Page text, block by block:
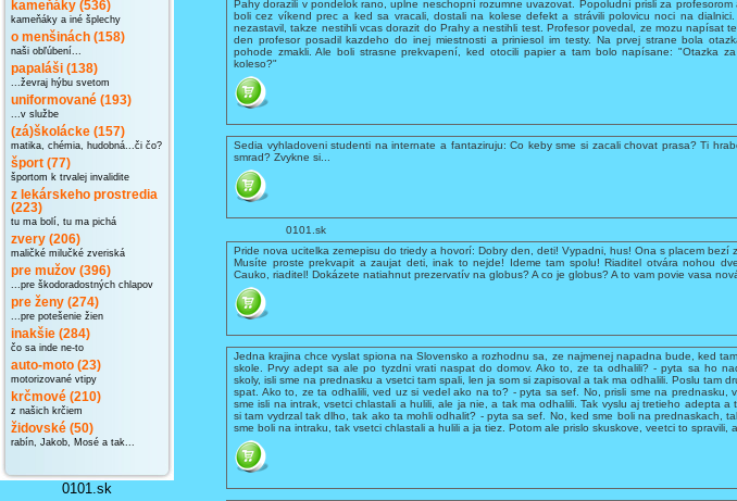
kameňáky (536)
kameňáky a iné šplechy
o menšinách (158)
naši obľúbení...
papaláši (138)
...ževraj hýbu svetom
uniformované (193)
...v službe
(zá)školácke (157)
matika, chémia, hudobná...či čo?
šport (77)
športom k trvalej invalidite
z lekárskeho prostredia
(223)
tu ma bolí, tu ma pichá
zvery (206)
maličké milučké zveriská
pre mužov (396)
...pre škodoradostných chlapov
pre ženy (274)
...pre potešenie žien
inakšie (284)
čo sa inde ne-to
auto-moto (23)
motorizované vtipy
krčmové (210)
z našich krčiem
židovské (50)
rabín, Jakob, Mosé a tak...
0101.sk
Pahy dorazili v pondelok rano, uplne neschopní rozumne uvazovat. Popoludní prisli za profesorom
boli cez víkend prec a ked sa vracali, dostali na kolese defekt a strávili polovicu noci na
nezastavil, takze nestihli vcas dorazit do Prahy a nestihli test. Profesor povedal, ze mozu napísat
den profesor posadil kazdeho do inej miestnosti a priniesol im testy. Na prvej strane bola
pohode zmakli. Ale boli strasne prekvapení, ked otocili papier a tam bolo napísane: "Otazka
koleso?"
Sedia vyhladoveni studenti na internate a fantaziruju: Co keby sme si zacali chovat prasa? Ti
smrad? Zvykne si...
0101.sk
Pride nova ucitelka zemepisu do triedy a hovorí: Dobry den, deti! Vypadni, hus! Ona s placem bezí
Musíte proste prekvapit a zaujat deti, inak to nejde! Ideme tam spolu! Riaditel otvára nohou
Cauko, riaditel! Dokázete natiahnut prezervatív na globus? A co je globus? A to vam povie vasa
Jedna krajina chce vyslat spiona na Slovensko a rozhodnu sa, ze najmenej napadna bude, ked
skole. Prvy adept sa ale po tyzdni vrati naspat do domov. Ako to, ze ta odhalili? - pyta sa ho
skoly, isli sme na prednasku a vsetci tam spali, len ja som si zapisoval a tak ma odhalili. Poslu tam
spat. Ako to, ze ta odhalili, ved uz si vedel ako na to? - pyta sa sef. No, prisli sme na prednasku,
sme isli na intrak, vsetci chlastali a hulili, ale ja nie, a tak ma odhalili. Tak vyslu aj tretieho adepta a
si tam vydrzal tak dlho, tak ako ta mohli odhalit? - pyta sa sef. No, ked sme boli na prednaskach,
sme boli na intraku, tak vsetci chlastali a hulili a ja tiez. Potom ale prislo skuskove, veetci to spravili,